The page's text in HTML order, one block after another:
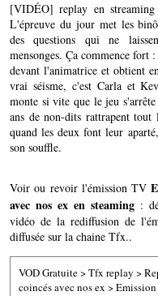
[VIDÉO] replay en
L'épreuve du jour met les
des questions qui ne
mensonges. Ça commence
devant l'animatrice et obtient
vrai séisme, c'est Carla et
monte si vite que le jeu
ans de non-dits rattrapent
quand les deux font leur
son souffle.
Voir ou revoir l'émission TV
avec nos ex en steaming :
vidéo de la rediffusion de
diffusée sur la chaine Tfx..
VOD Gratuite>Tfx replay >
coincés avec nos ex >